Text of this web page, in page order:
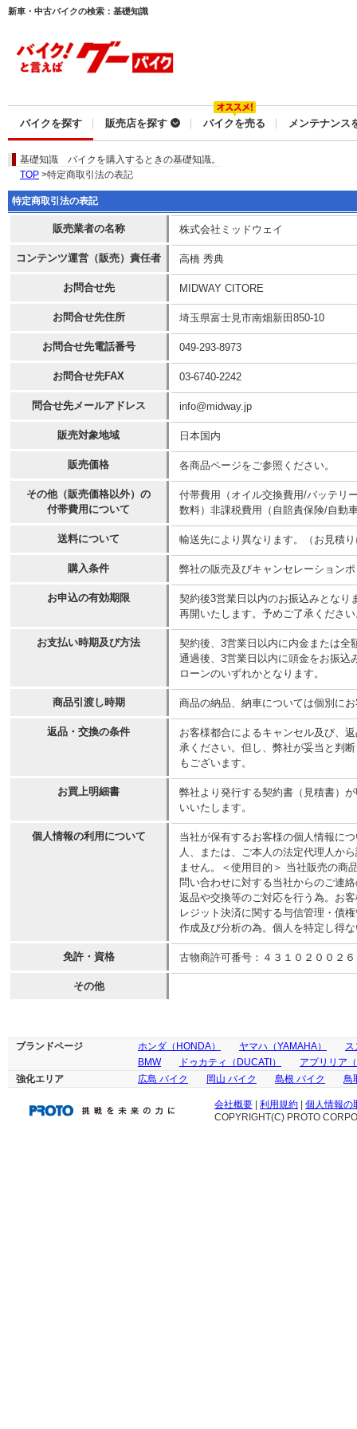
新車・中古バイクの検索：基礎知識
バイクを探す 販売店を探す バイクを売る メンテナンス
基礎知識 バイクを購入するときの基礎知識。
TOP >特定商取引法の表記
特定商取引法の表記
販売業者の名称 株式会社ミッドウェイ
コンテンツ運営（販売）責任者 高橋 秀典
お問合せ先 MIDWAY CITORE
お問合せ先住所 埼玉県富士見市南畑新田850-10
お問合せ先電話番号 049-293-8973
お問合せ先FAX 03-6740-2242
問合せ先メールアドレス info@midway.jp
販売対象地域 日本国内
販売価格 各商品ページをご参照ください。
その他（販売価格以外）の
付帯費用について
付帯費用（オイル交換費用/バッテリ
数料）非課税費用（自賠責保険/自動
送料について 輸送先により異なります。（お見積
購入条件 弊社の販売及びキャンセレーション
お申込の有効期限
契約後3営業日以内のお振込みとなり
再開いたします。予めご了承くださ
お支払い時期及び方法
契約後、3営業日以内に内金または全
通過後、3営業日以内に頭金をお振込
ローンのいずれかとなります。
商品引渡し時期 商品の納品、納車については個別に
返品・交換の条件
お客様都合によるキャンセル及び、
承ください。但し、弊社が妥当と判
もございます。
お買上明細書
弊社より発行する契約書（見積書）
いいたします。
個人情報の利用について
当社が保有するお客様の個人情報に
人、または、ご本人の法定代理人か
ません。＜使用目的＞ 当社販売の商
問い合わせに対する当社からのご連
返品や交換等のご対応を行う為。お
レジット決済に関する与信管理・債
作成及び分析の為。個人を特定し得
免許・資格 古物商許可番号：４３１０２００２
その他
ブランドページ ホンダ（HONDA） ヤマハ（YAMAHA）
ス
BMW
ドゥカティ（DUCATI）
アプリリア
強化エリア
広島 バイク 岡山 バイク 島根 バイク 鳥
会社概要 利用規約
個人情報の
COPYRIGHT(C) PROTO